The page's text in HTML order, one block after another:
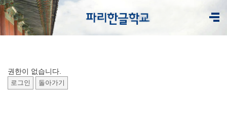
권한이 없습니다.
로그인 돌아가기